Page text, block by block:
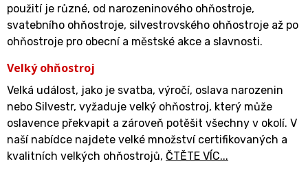
použití je různé, od narozeninového ohňostroje,
svatebního ohňostroje, silvestrovského ohňostroje až po
ohňostroje pro obecní a městské akce a slavnosti.
Velký ohňostroj
Velká událost, jako je svatba, výročí, oslava narozenin
nebo Silvestr, vyžaduje velký ohňostroj, který může
oslavence překvapit a zároveň potěšit všechny v okolí. V
naší nabídce najdete velké množství certifikovaných a
kvalitních velkých ohňostrojů, ČTĚTE VÍC...